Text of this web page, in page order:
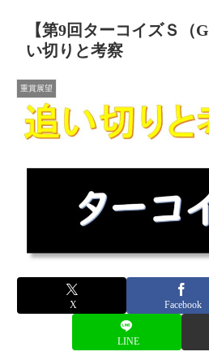
【第9回ターコイズＳ
い切りと考察
重賞展望
X Facebook
LINE